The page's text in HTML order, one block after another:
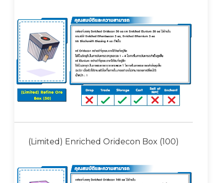
(Limited) Enriched Oridecon Box (100)